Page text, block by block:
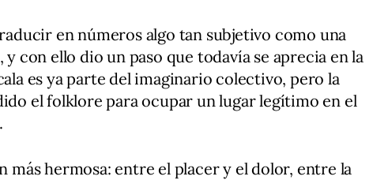
en números algo tan subjetivo como una
y con ello dio un paso que todavía se aprecia en la
es ya parte del imaginario colectivo, pero la
el folklore para ocupar un lugar legítimo en el
más hermosa: entre el placer y el dolor, entre la